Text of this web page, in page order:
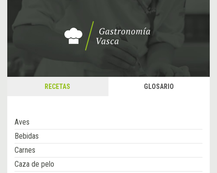
RECETAS GLOSARIO
Aves
Bebidas
Carnes
Caza de pelo